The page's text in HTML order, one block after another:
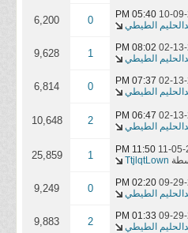
10-
05:40 PM
الطيطي 0
6,200
02-
08:02 PM
الطيطي 1
9,628
02-
07:37 PM
الطيطي 0
6,814
02-
06:47 PM
الطيطي 2
10,648
11-05-
11:50 PM
TtjlqtLown
1
25,859
09-
02:20 PM
الطيطي 0
9,249
09-
01:33 PM
الطيطي 2
9,883